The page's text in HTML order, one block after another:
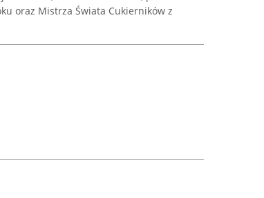
oraz Mistrza Świata Cukierników z